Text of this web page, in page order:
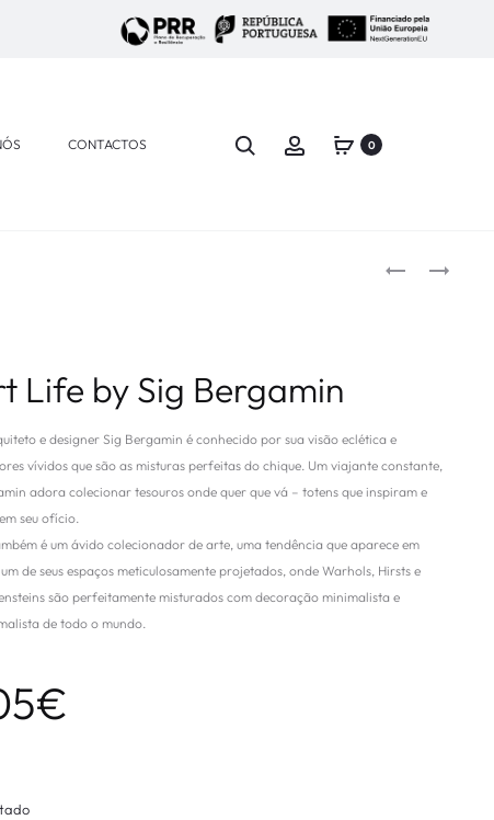
CONTACTOS 0
Life by Sig Bergamin
e designer Sig Bergamin é conhecido por sua visão eclética e
vívidos que são as misturas perfeitas do chique. Um viajante constante,
adora colecionar tesouros onde quer que vá – totens que inspiram e
seu ofício.
é um ávido colecionador de arte, uma tendência que aparece em
de seus espaços meticulosamente projetados, onde Warhols, Hirsts e
são perfeitamente misturados com decoração minimalista e
de todo o mundo.
€